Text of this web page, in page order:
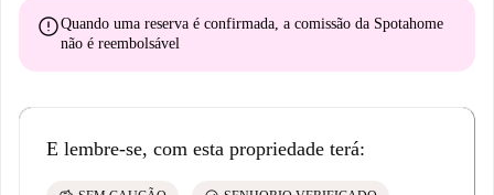
errorQuando uma reserva é confirmada, a comissão da Spotahome
não é reembolsável
E lembre-se, com esta propriedade terá: